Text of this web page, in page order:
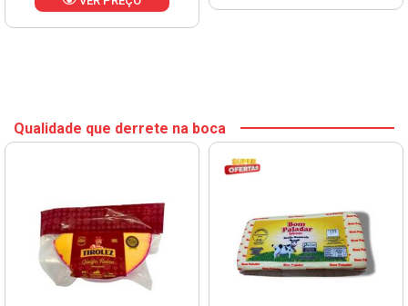
Qualidade que derrete na boca